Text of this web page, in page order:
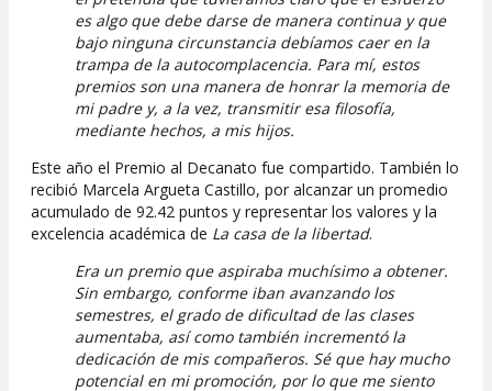
es algo que debe darse de manera continua y que
bajo ninguna circunstancia debíamos caer en la
trampa de la autocomplacencia. Para mí, estos
premios son una manera de honrar la memoria de
mi padre y, a la vez, transmitir esa filosofía,
mediante hechos, a mis hijos.
Este año el Premio al Decanato fue compartido. También lo
recibió Marcela Argueta Castillo, por alcanzar un promedio
acumulado de 92.42 puntos y representar los valores y la
excelencia académica de La casa de la libertad.
Era un premio que aspiraba muchísimo a obtener.
Sin embargo, conforme iban avanzando los
semestres, el grado de dificultad de las clases
aumentaba, así como también incrementó la
dedicación de mis compañeros. Sé que hay mucho
potencial en mi promoción, por lo que me siento